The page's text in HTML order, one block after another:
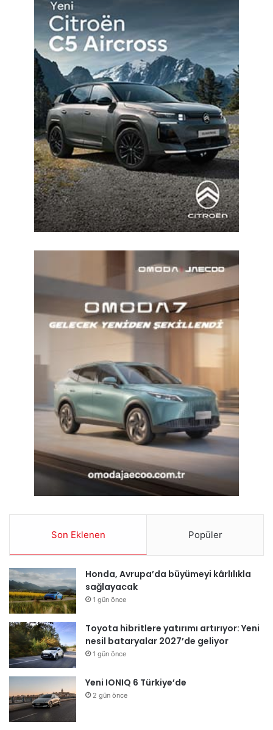
Son Eklenen Popüler
Honda, Avrupa’da büyümeyi kârlılıkla
sağlayacak
1 gün önce
Toyota hibritlere yatırımı artırıyor: Yeni
nesil bataryalar 2027’de geliyor
1 gün önce
Yeni IONIQ 6 Türkiye’de
2 gün önce